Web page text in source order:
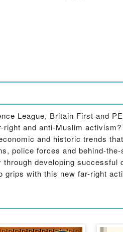
League, Britain First and
and anti-Muslim
and historic trends
police forces and behind-
developing
with this new far-right